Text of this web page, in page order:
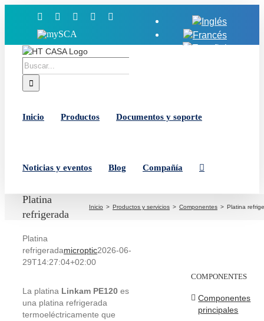
contenido
Facebook YouTubeLinkedIn
MySCA
Buscar:
Inicio Productos Documentos y soporte
Noticias y eventos Blog Compañía
Platina
refrigerada
Inicio Productos y servicios Componentes Platina
Platina
refrigeradamicroptic2026-06-
29T14:27:04+02:00
La platina Linkam PE120 es
una platina refrigerada
termoeléctricamente que
COMPONENTES
Componentes
principales